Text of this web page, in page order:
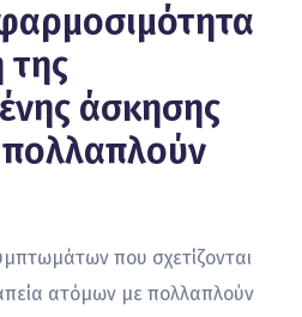
της
άσκησης
που σχετίζονται
ατόμων με πολλαπλούν